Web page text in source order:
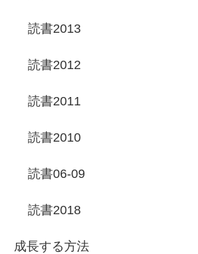
読書2013
読書2012
読書2011
読書2010
読書06-09
読書2018
成長する方法